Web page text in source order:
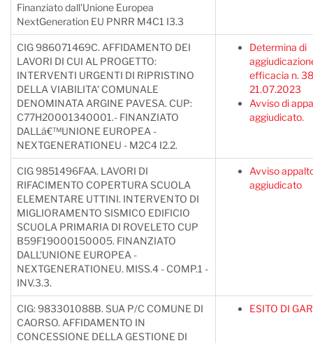
Finanziato dall'Unione Europea
NextGeneration EU PNRR M4C1 I3.3
CIG 986071469C. AFFIDAMENTO DEI
LAVORI DI CUI AL PROGETTO:
INTERVENTI URGENTI DI RIPRISTINO
DELLA VIABILITA' COMUNALE
DENOMINATA ARGINE PAVESA. CUP:
C77H20001340001.- FINANZIATO
DALLâ€™UNIONE EUROPEA -
NEXTGENERATIONEU - M2C4 I2.2.
Determina di
efficacia n.
21.07.2023
Avviso di
aggiudicato.
CIG 9851496FAA. LAVORI DI
RIFACIMENTO COPERTURA SCUOLA
ELEMENTARE UTTINI. INTERVENTO DI
MIGLIORAMENTO SISMICO EDIFICIO
SCUOLA PRIMARIA DI ROVELETO CUP
B59F19000150005. FINANZIATO
DALL'UNIONE EUROPEA -
NEXTGENERATIONEU. MISS.4 - COMP.1 -
INV.3.3.
Avviso
aggiudicato
CIG: 983301088B. SUA P/C COMUNE DI
CAORSO. AFFIDAMENTO IN
CONCESSIONE DELLA GESTIONE DI
ESITO DI